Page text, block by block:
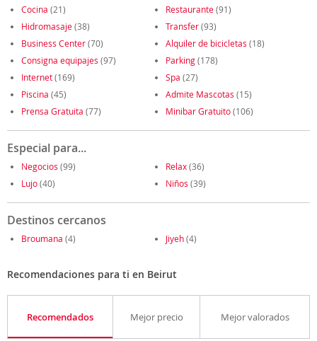
Cocina (21) Restaurante(91)
Hidromasaje(38) Transfer(93)
Business Center(70) Alquiler de bicicletas (18)
Consigna equipajes (97) Parking(178)
Internet(169) Spa (27)
Piscina (45) Admite Mascotas (15)
Prensa Gratuita (77) Minibar Gratuito(106)
Especial para...
Negocios (99) Relax(36)
Lujo(40) Niños (39)
Destinos cercanos
Broumana (4) Jiyeh(4)
Recomendaciones para ti en Beirut
Recomendados Mejor precio Mejor valorados